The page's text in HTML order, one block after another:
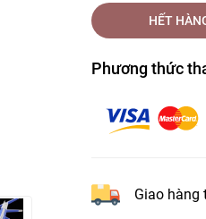
HẾT
Phương thức
Giao hàng